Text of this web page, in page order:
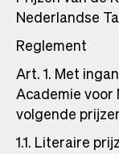
Nederlandse
Reglement
Art. 1. Met
Academie
volgende
1.1. Literaire